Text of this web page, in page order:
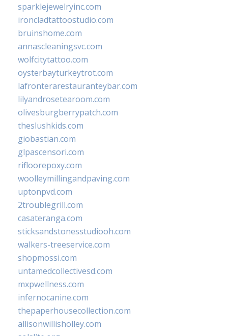
sparklejewelryinc.com
ironcladtattoostudio.com
bruinshome.com
annascleaningsvc.com
wolfcitytattoo.com
oysterbayturkeytrot.com
lafronterarestauranteybar.com
lilyandrosetearoom.com
olivesburgberrypatch.com
theslushkids.com
giobastian.com
glpascensori.com
rifloorepoxy.com
woolleymillingandpaving.com
uptonpvd.com
2troublegrill.com
casateranga.com
sticksandstonesstudiooh.com
walkers-treeservice.com
shopmossi.com
untamedcollectivesd.com
mxpwellness.com
infernocanine.com
thepaperhousecollection.com
allisonwillisholley.com